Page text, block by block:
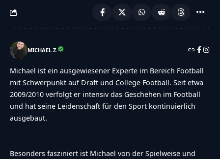
MICHAEL Z.
Michael ist ein ausgewiesener Experte im Bereich Football
mit Schwerpunkt auf Draft und College Football. Seit etwa
2009/2010 verfolgt er intensiv das Geschehen im Football
und hat seine Leidenschaft für den Sport kontinuierlich
ausgebaut.
Besonders fasziniert ist Michael von der Spielweise und